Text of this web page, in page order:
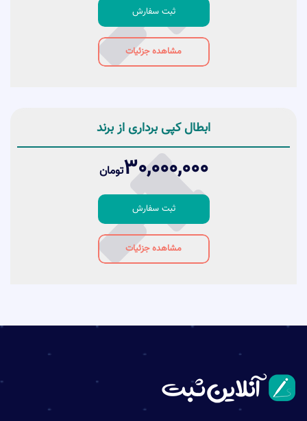
ثبت سفارش
مشاهده جزئیات
ابطال کپی برداری از برند
30,000,000تومان
ثبت سفارش
مشاهده جزئیات